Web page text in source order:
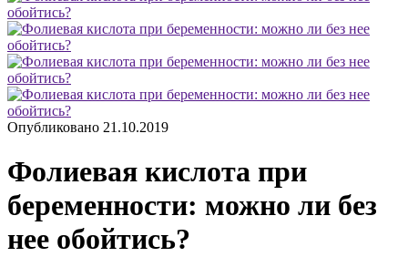
Опубликовано 21.10.2019
Фолиевая кислота при
беременности: можно ли без
нее обойтись?